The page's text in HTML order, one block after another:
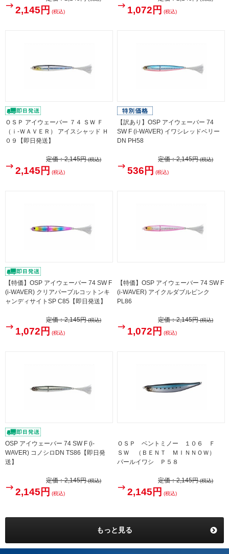
2,145円 (税込) 1,072円 (税込)
ＯＳＰ アイウェーバー ７４ ＳＷ Ｆ
（ｉ-ＷＡＶＥＲ） アイスシャッド Ｈ
０９【即日発送】
定価：2,145円(税込)
2,145円 (税込)
【訳あり】OSP アイウェーバー 74
SW F (i-WAVER) イワシレッドベリー
DN PH58
定価：2,145円(税込)
536円 (税込)
【特価】OSP アイウェーバー 74 SW F
(i-WAVER) クリアパープルコットンキ
ャンディサイトSP C85【即日発送】
定価：2,145円(税込)
1,072円 (税込)
【特価】OSP アイウェーバー 74 SW F
(i-WAVER) アイクルダブルピンク
PL86
定価：2,145円(税込)
1,072円 (税込)
OSP アイウェーバー 74 SW F (i-
WAVER) コノシロDN TS86【即日発
送】
定価：2,145円(税込)
2,145円 (税込)
ＯＳＰ ベントミノー １０６ Ｆ
ＳＷ （ＢＥＮＴ ＭＩＮＮＯＷ）
パールイワシ Ｐ５８
定価：2,145円(税込)
2,145円 (税込)
もっと見る